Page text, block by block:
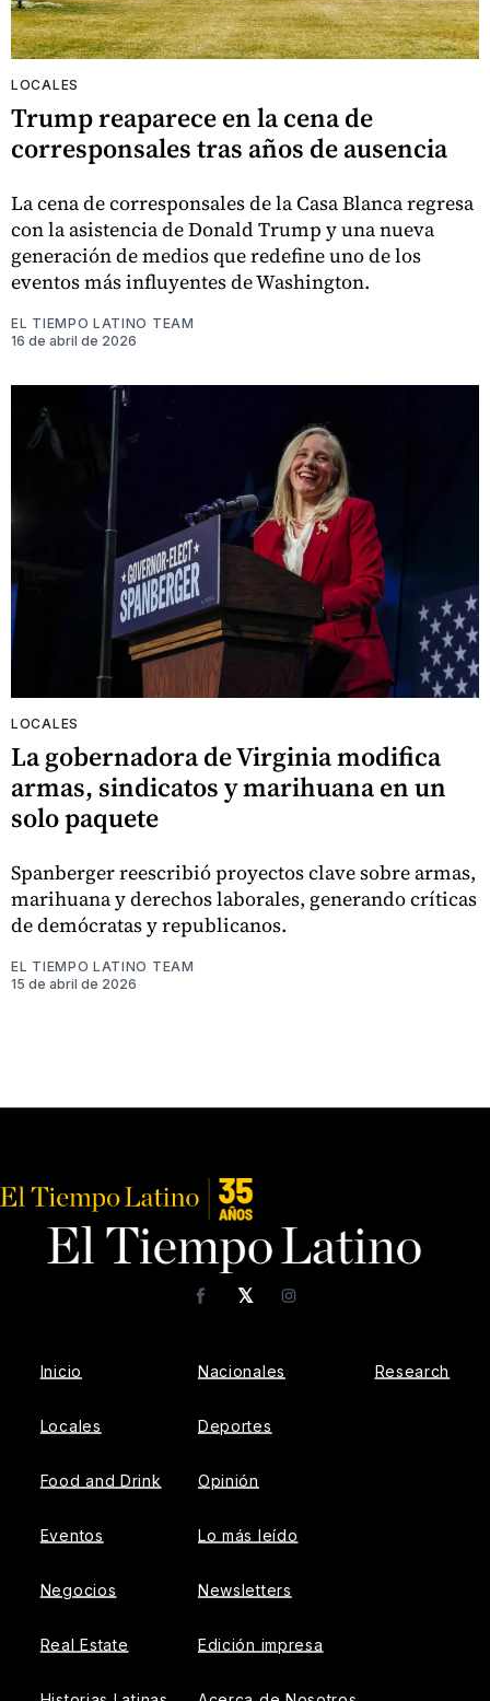
LOCALES
Trump reaparece en la cena de
corresponsales tras años de ausencia
La cena de corresponsales de la Casa Blanca regresa
con la asistencia de Donald Trump y una nueva
generación de medios que redefine uno de los
eventos más influyentes de Washington.
EL TIEMPO LATINO TEAM
16 de abril de 2026
LOCALES
La gobernadora de Virginia modifica
armas, sindicatos y marihuana en un
solo paquete
Spanberger reescribió proyectos clave sobre armas,
marihuana y derechos laborales, generando críticas
de demócratas y republicanos.
EL TIEMPO LATINO TEAM
15 de abril de 2026
𝕏
FacebookInstagram
Inicio
Locales
Food and Drink
Eventos
Negocios
Real Estate
Nacionales
Deportes
Opinión
Lo más leído
Newsletters
Edición impresa
Research